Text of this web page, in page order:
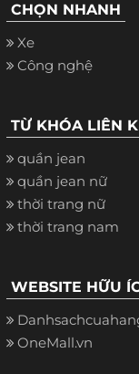
CHỌN NHANH
Xe
Công nghệ
TỪ KHÓA LIÊN
quần jean
quần jean nữ
thời trang nữ
thời trang nam
WEBSITE HỮU
OneMall.vn